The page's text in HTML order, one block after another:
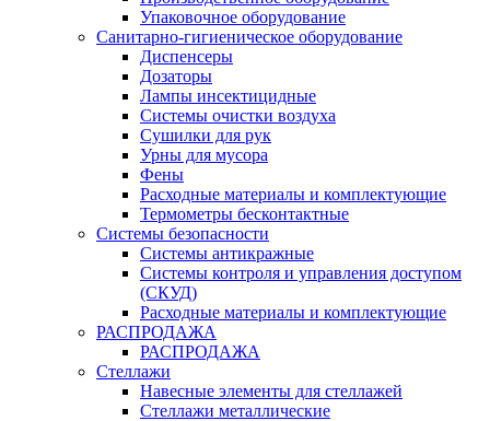
Упаковочное оборудование
Санитарно-гигиеническое оборудование
Диспенсеры
Дозаторы
Лампы инсектицидные
Системы очистки воздуха
Сушилки для рук
Урны для мусора
Фены
Расходные материалы и комплектующие
Термометры бесконтактные
Системы безопасности
Системы антикражные
Системы контроля и управления доступом
(СКУД)
Расходные материалы и комплектующие
РАСПРОДАЖА
РАСПРОДАЖА
Стеллажи
Навесные элементы для стеллажей
Стеллажи металлические